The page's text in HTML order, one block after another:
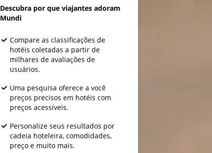
Descubra por que viajantes adoram
Mundi
Compare as classificações de
hotéis coletadas a partir de
milhares de avaliações de
usuários.
Uma pesquisa oferece a você
preços precisos em hotéis com
preços acessíveis.
Personalize seus resultados por
cadeia hoteleira, comodidades,
preço e muito mais.